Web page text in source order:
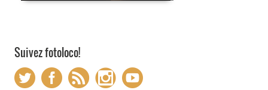
Suivez fotoloco!